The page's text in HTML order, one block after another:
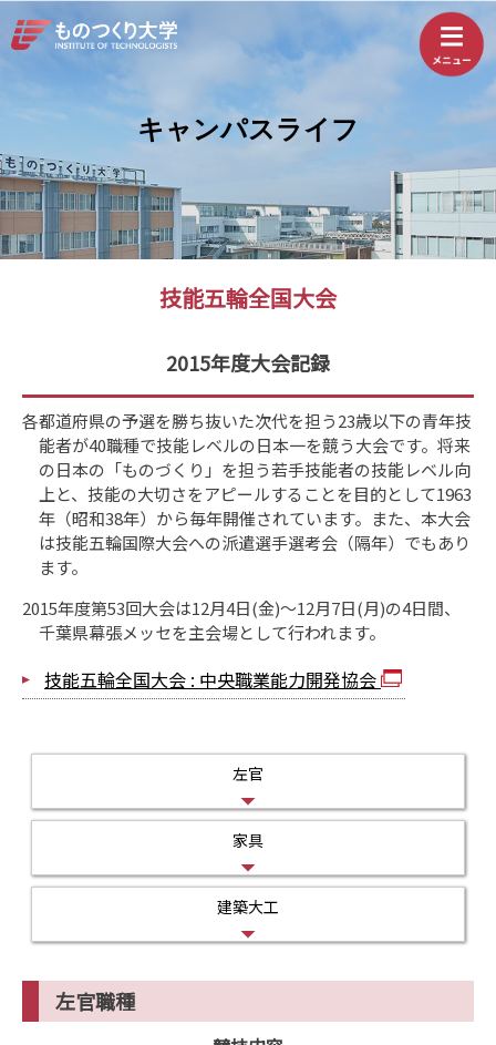
キャンパスライフ
技能五輪全国大会
2015年度大会記録
各都道府県の予選を勝ち抜いた次代を担う23歳以下の青年技
能者が40職種で技能レベルの日本一を競う大会です。将来
の日本の「ものづくり」を担う若手技能者の技能レベル向
上と、技能の大切さをアピールすることを目的として1963
年（昭和38年）から毎年開催されています。また、本大会
は技能五輪国際大会への派遣選手選考会（隔年）でもあり
ます。
2015年度第53回大会は12月4日(金)～12月7日(月)の4日間、
千葉県幕張メッセを主会場として行われます。
技能五輪全国大会 : 中央職業能力開発協会
左官
家具
建築大工
左官職種